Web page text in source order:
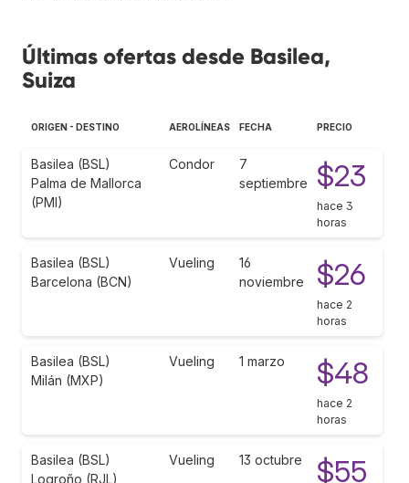
Últimas ofertas desde Basilea,
Suiza
ORIGEN - DESTINO AEROLÍNEAS FECHA PRECIO
Basilea (BSL)
Palma de Mallorca
(PMI)
Condor
7
septiembre
$23
hace 3
horas
Basilea (BSL)
Barcelona (BCN)
Vueling
16
noviembre
$26
hace 2
horas
Basilea (BSL)
Milán (MXP)
Vueling 1 marzo $48
hace 2
horas
Basilea (BSL)
Logroño (RJL)
Vueling 13 octubre $55